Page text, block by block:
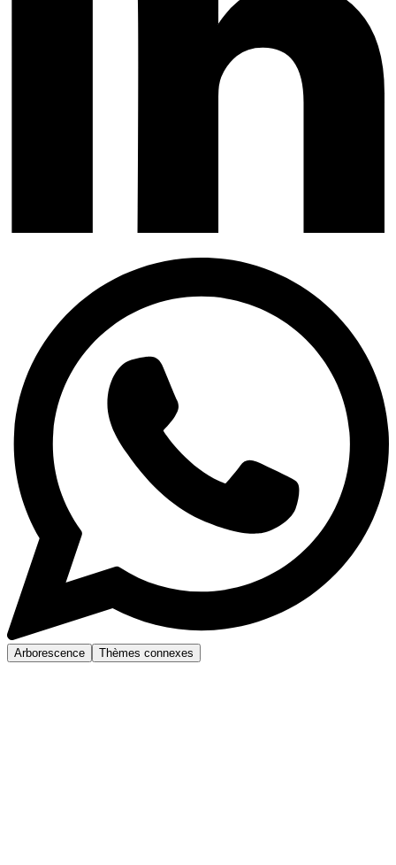
Arborescence Thèmes connexes